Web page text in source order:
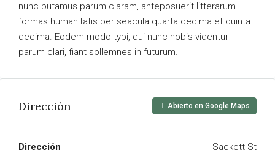
nunc putamus parum claram, anteposuerit litterarum
formas humanitatis per seacula quarta decima et quinta
decima. Eodem modo typi, qui nunc nobis videntur
parum clari, fiant sollemnes in futurum.
Dirección Abierto en Google Maps
Dirección Sackett St